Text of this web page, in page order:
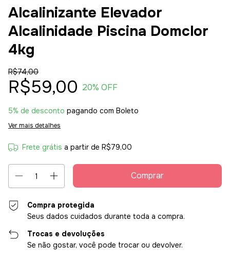
Alcalinizante Elevador
Alcalinidade Piscina Domclor
4kg
R$74,00
R$59,00 20% OFF
5% de desconto pagando com Boleto
Ver mais detalhes
Frete grátis a partir de R$79,00
Compra protegida
Seus dados cuidados durante toda a compra.
Trocas e devoluções
Se não gostar, você pode trocar ou devolver.